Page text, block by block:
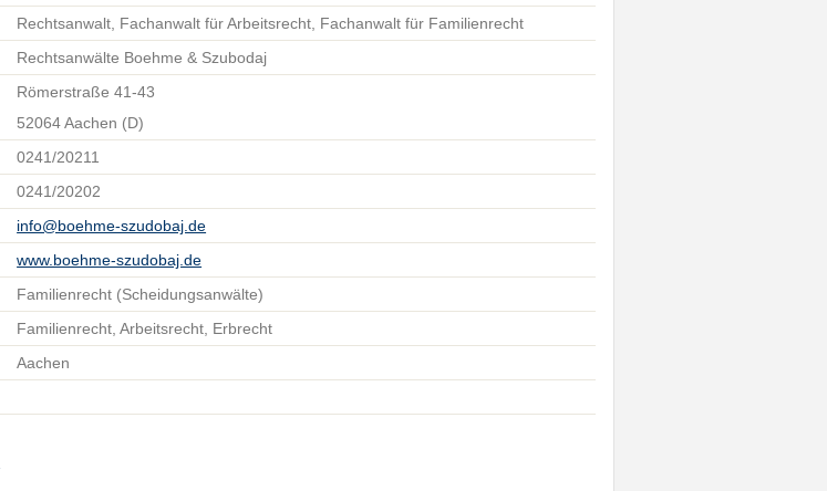
Rechtsanwalt, Fachanwalt für Arbeitsrecht, Fachanwalt für Familienrecht
Rechtsanwälte Boehme & Szubodaj
Römerstraße 41-43
52064 Aachen (D)
0241/20211
0241/20202
info@boehme-szudobaj.de
www.boehme-szudobaj.de
Familienrecht (Scheidungsanwälte)
Familienrecht, Arbeitsrecht, Erbrecht
Aachen